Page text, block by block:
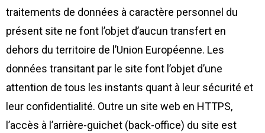
traitements de données à caractère personnel du
présent site ne font l’objet d’aucun transfert en
dehors du territoire de l’Union Européenne. Les
données transitant par le site font l’objet d’une
attention de tous les instants quant à leur sécurité et
leur confidentialité. Outre un site web en HTTPS,
l’accès à l’arrière-guichet (back-office) du site est